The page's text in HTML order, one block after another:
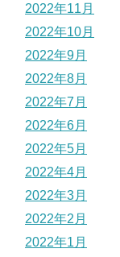
2022年11月
2022年10月
2022年9月
2022年8月
2022年7月
2022年6月
2022年5月
2022年4月
2022年3月
2022年2月
2022年1月